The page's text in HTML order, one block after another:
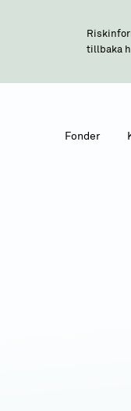
tillbaka
Fonder